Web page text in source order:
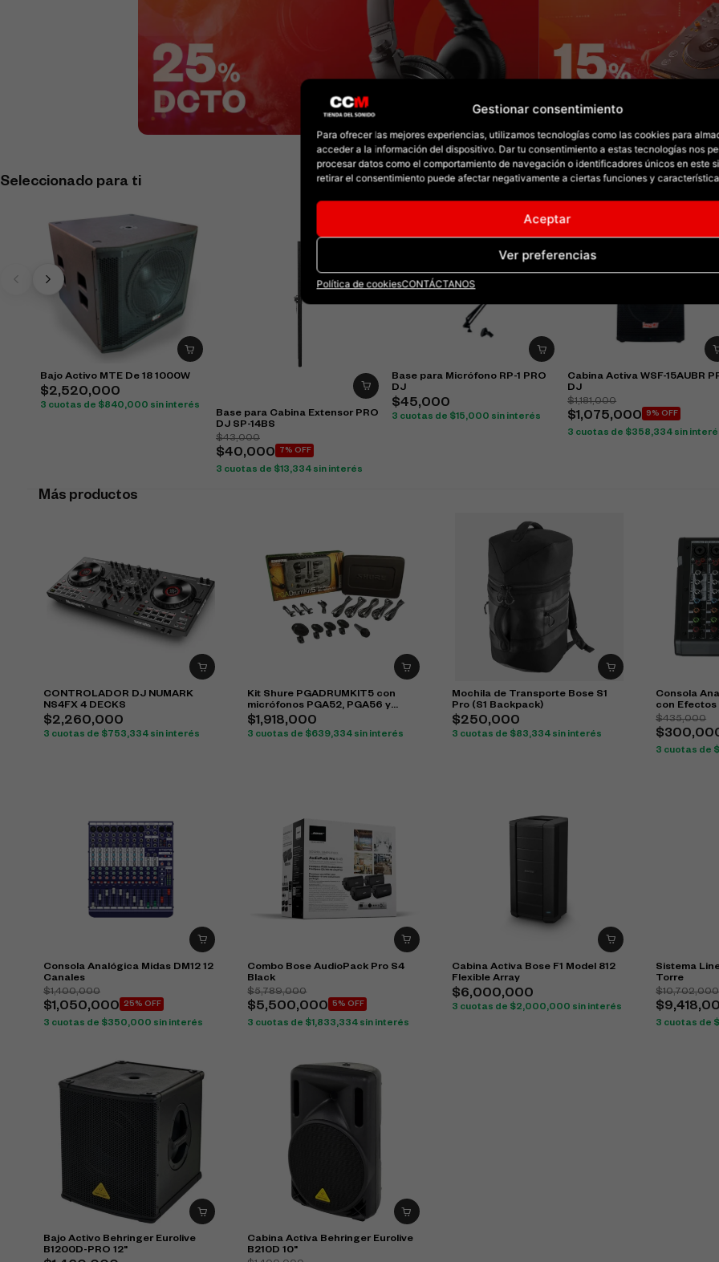
Gestionar consentimiento
Para ofrecer las mejores experiencias, utilizamos tecnologías como las cookies para
acceder a la información del dispositivo. Dar tu consentimiento a estas tecnologías nos
procesar datos como el comportamiento de navegación o identificadores únicos en este
retirar el consentimiento puede afectar negativamente a ciertas funciones y
Aceptar
Ver preferencias
Política de cookiesCONTÁCTANOS
Seleccionado para ti
Bajo Activo MTE De 18 1000W
$2,520,000
3 cuotas de $840,000 sin interés
Base para Cabina Extensor PRO
DJ SP-14BS
$43,000
$40,000 7% OFF
3 cuotas de $13,334sin interés
Base para Micrófono RP-1 PRO
DJ
$45,000
3 cuotas de $15,000 sin interés
Cabina Activa WSF-15AUBR
DJ
$1,181,000
$1,075,000 9% OFF
3 cuotas de $358,334 sin
Más productos
CONTROLADOR DJ NUMARK
NS4FX 4 DECKS
$2,260,000
3 cuotas de $ 753,334 sin interés
Kit Shure PGADRUMKIT5 con
micrófonos PGA52, PGA56 y
PGA57 para batería
$1,918,000
3 cuotas de $639,334 sin interés
Mochila de Transporte Bose S1
Pro (S1 Backpack)
$250,000
3 cuotas de $83,334sin interés
Consola
con Efectos
$435,000
$
3 cuotas de $
Consola Analógica Midas DM12 12
Canales
$1,400,000
$1,050,000 25% OFF
3 cuotas de $350,000 sin interés
Combo Bose AudioPack Pro S4
Black
$5,789,000
$5,500,000 5% OFF
3 cuotas de $1,833,334 sin interés
Cabina Activa Bose F1 Model 812
Flexible Array
$6,000,000
3 cuotas de $2,000,000 sin interés
Sistema
Torre
$10,702,000
$
3 cuotas de $
Bajo Activo Behringer Eurolive
B1200D-PRO 12"
Cabina Activa Behringer Eurolive
B210D 10"